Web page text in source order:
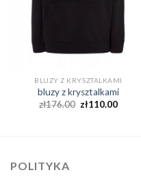
BLUZY Z KRYSZTALKAMI
bluzy z krysztalkami
zł176.00 zł110.00
POLITYKA